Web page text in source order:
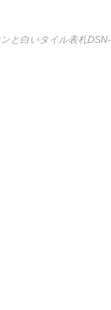
と白いタイル表札